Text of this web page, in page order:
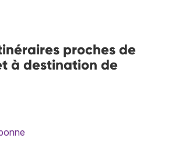
proches de
à destination de